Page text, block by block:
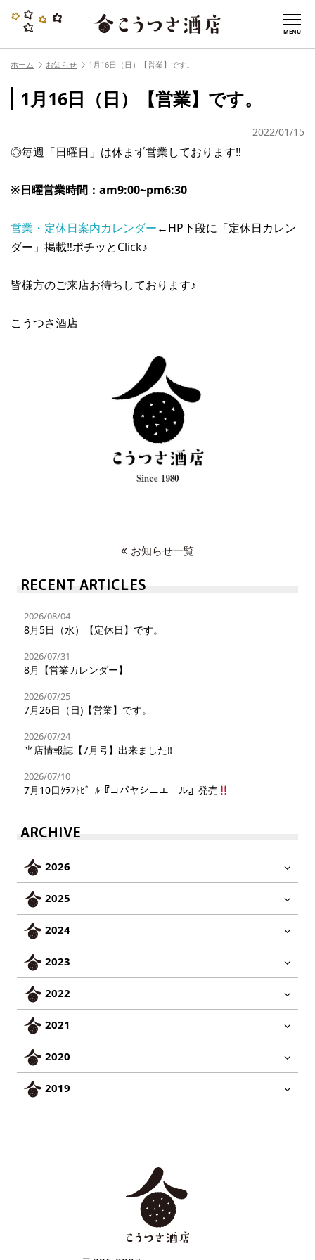
MENU
ホーム お知らせ 1月16日（日）【営業】です。
1月16日（日）【営業】です。
2022/01/15
◎毎週「日曜日」は休まず営業しております‼︎
※日曜営業時間：am9:00~pm6:30
営業・定休日案内カレンダー←HP下段に「定休日カレン
ダー」掲載‼︎ポチッとClick♪
皆様方のご来店お待ちしております♪
こうつさ酒店
お知らせ一覧
RECENT ARTICLES
2026/08/04
8月5日（水）【定休日】です。
2026/07/31
8月【営業カレンダー】
2026/07/25
7月26日（日)【営業】です。
2026/07/24
当店情報誌【7月号】出来ました‼︎
2026/07/10
7月10日ｸﾗﾌﾄﾋﾞｰﾙ『コバヤシニエール』発売
ARCHIVE
2026
2025
2024
2023
2022
2021
2020
2019